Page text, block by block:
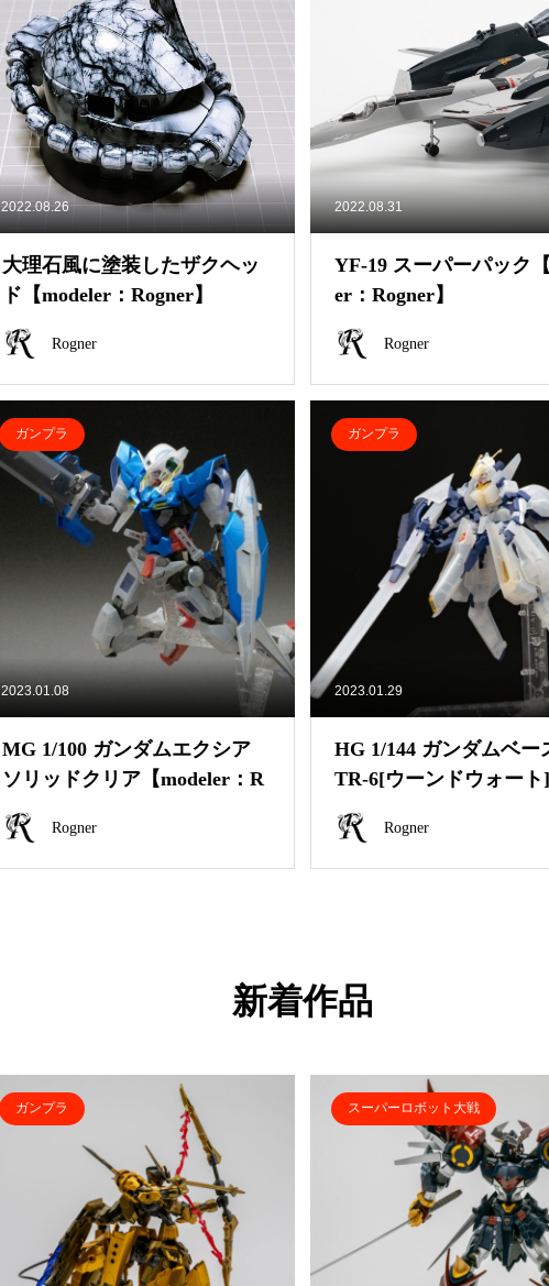
2022.08.26
大理石風に塗装したザクヘッ
ド【modeler：Rogner】
Rogner
2022.08.31
YF-19 スーパーパック
er：Rogner】
Rogner
2023.01.08
ガンプラ
MG 1/100 ガンダムエクシア
ソリッドクリア【modeler：R
ogner】
Rogner
2023.01.29
ガンプラ
HG 1/144 ガンダムベー
TR-6[ウーンドウォー
アカラー]【modeler：
Rogner
新着作品
ガンプラ スーパーロボット大戦